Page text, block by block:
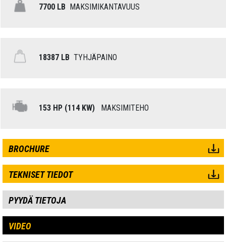
7700 LB MAKSIMIKANTAVUUS
18387 LB TYHJÄPAINO
153 HP (114 KW) MAKSIMITEHO
BROCHURE
TEKNISET TIEDOT
PYYDÄ TIETOJA
VIDEO